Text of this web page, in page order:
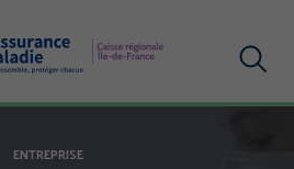
Votre
ENTREPRISE